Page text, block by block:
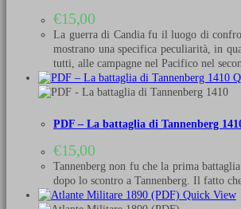
€15,00
La guerra di Candia fu il luogo di
mostrano una specifica peculiarità, in
tutti, alle campagne nel Pacifico nel
PDF – La battaglia di Tannenberg
€15,00
Tannenberg non fu che la prima
dopo lo scontro a Tannenberg. Il fatto
Quick View